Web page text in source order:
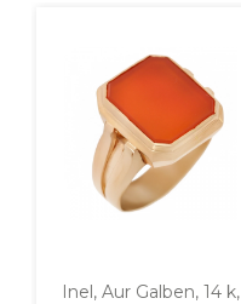
Diamante
Inel, Aur Galben, 14 k,